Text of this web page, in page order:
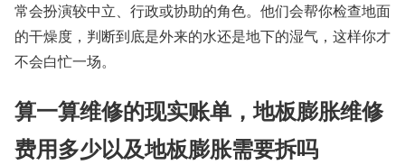
常会扮演较中立、行政或协助的角色。他们会帮你检查地面
的干燥度，判断到底是外来的水还是地下的湿气，这样你才
不会白忙一场。
算一算维修的现实账单，地板膨胀维修
费用多少以及地板膨胀需要拆吗